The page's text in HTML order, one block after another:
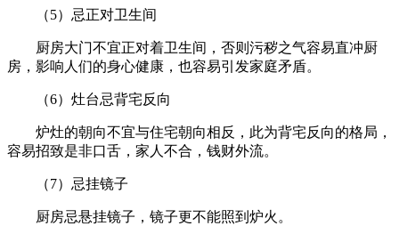
（5）忌正对卫生间
厨房大门不宜正对着卫生间，否则污秽之气容易直冲厨
房，影响人们的身心健康，也容易引发家庭矛盾。
（6）灶台忌背宅反向
炉灶的朝向不宜与住宅朝向相反，此为背宅反向的格局，
容易招致是非口舌，家人不合，钱财外流。
（7）忌挂镜子
厨房忌悬挂镜子，镜子更不能照到炉火。